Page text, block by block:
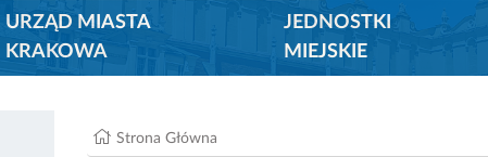
URZĄD MIASTA
KRAKOWA
JEDNOSTKI
MIEJSKIE
Strona Główna